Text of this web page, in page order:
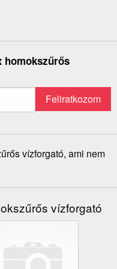
homokszűrős
vízforgató, ami nem
vízforgató